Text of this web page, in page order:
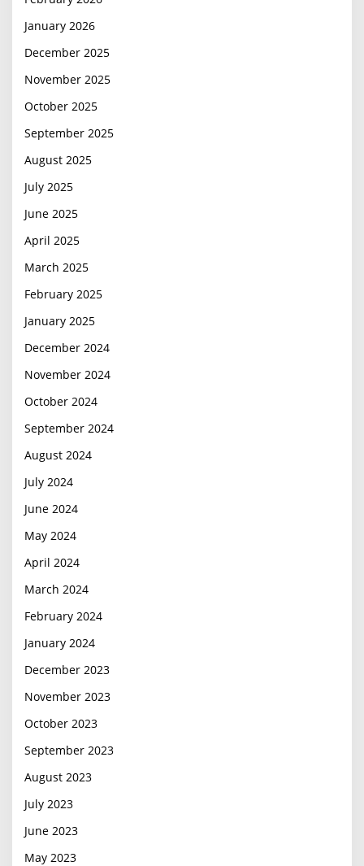
January 2026
December 2025
November 2025
October 2025
September 2025
August 2025
July 2025
June 2025
April 2025
March 2025
February 2025
January 2025
December 2024
November 2024
October 2024
September 2024
August 2024
July 2024
June 2024
May 2024
April 2024
March 2024
February 2024
January 2024
December 2023
November 2023
October 2023
September 2023
August 2023
July 2023
June 2023
May 2023